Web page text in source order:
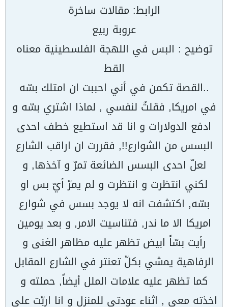
الرابط: مقالات ساخرة
عروبة ربيع
توضيح : البس في اللهجة الفلسطينية معناه
القط
..القصة تكمن في أني احببت ان امتلك بسّه
في امريكا, فقلتُ لنفسي , لماذا اشتري بسّه و
ادفع الدولارات و انا قد استطيع خطف احدى
البسس من الشوارع!!, فقررت ان اراقب الشارع
لعلّ احدى البسس الضائعة تمرّ و آخذها, و
لكني انتظرت و انتظرت و لم يمرّ أيّ بس او
بسّه, اكتشفت انه لا يوجد بسس في شوارع
امريكا الا ما ندر, فتناسيت الامر, و بعد يومين
رأيت بسّاً ابيض تظهر عليه مظاهر الغنى و
الرفاهية يمشي بكلّ تعنتر في الشارع المقابل
كما تظهر عليه علامات الملل أيضاً, حملته و
اخذته معي , اثناء عودتي للمنزل و انا اربّت على